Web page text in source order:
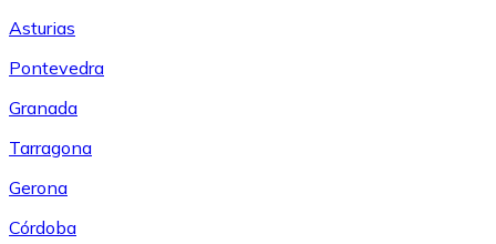
Asturias
Pontevedra
Granada
Tarragona
Gerona
Córdoba